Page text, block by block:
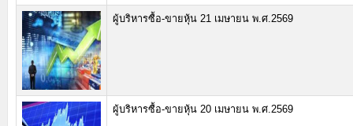
ผู้บริหารซื้อ-ขายหุ้น 21 เมษายน พ.ศ.2569
ผู้บริหารซื้อ-ขายหุ้น 20 เมษายน พ.ศ.2569